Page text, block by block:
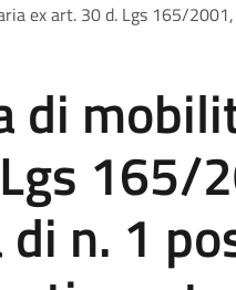
ex art. 30 d. Lgs 165/
di
165/
di n. 1